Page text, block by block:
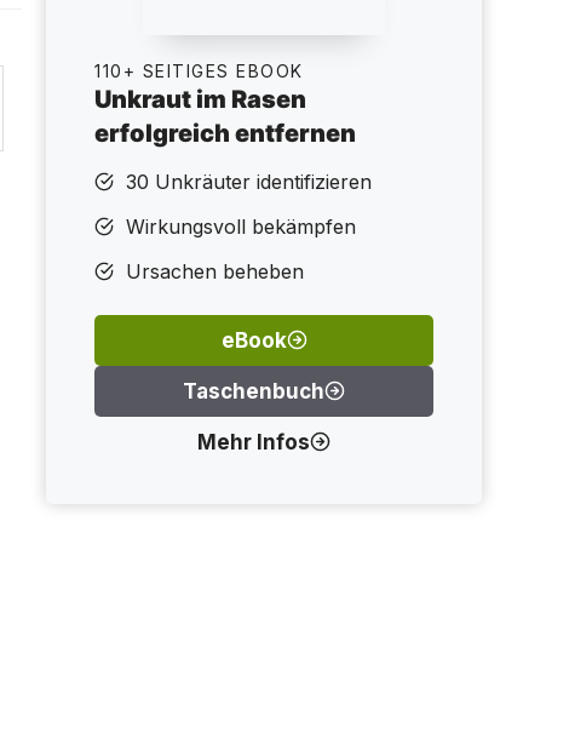
110+ SEITIGES EBOOK
Unkraut im Rasen
erfolgreich entfernen
30 Unkräuter identifizieren
Wirkungsvoll bekämpfen
Ursachen beheben
eBook
Taschenbuch
Mehr Infos